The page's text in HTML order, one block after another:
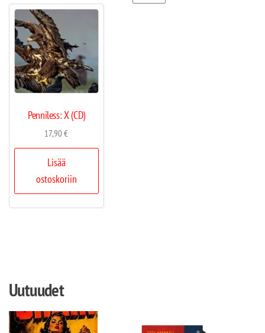
Penniless: X (CD)
17,90€
Lisää
ostoskoriin
Uutuudet